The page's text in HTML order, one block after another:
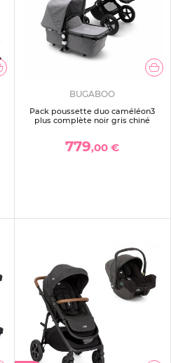
BUGABOO
Pack poussette duo caméléon3
plus complète noir gris chiné
779,00 €